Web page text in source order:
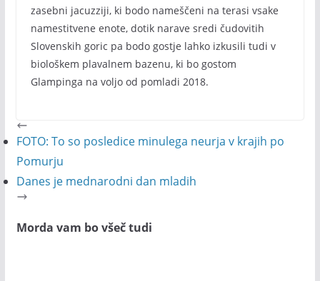
zasebni jacuzziji, ki bodo nameščeni na terasi vsake
namestitvene enote, dotik narave sredi čudovitih
Slovenskih goric pa bodo gostje lahko izkusili tudi v
biološkem plavalnem bazenu, ki bo gostom
Glampinga na voljo od pomladi 2018.
FOTO: To so posledice minulega neurja v krajih po
Pomurju
Danes je mednarodni dan mladih
Morda vam bo všeč tudi